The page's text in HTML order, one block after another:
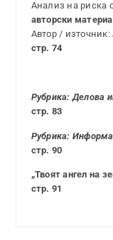
Анализ на риска
авторски
Автор / източник:
стр. 74
Рубрика: Делова
стр. 83
Рубрика:
стр. 90
„Твоят ангел на
стр. 91